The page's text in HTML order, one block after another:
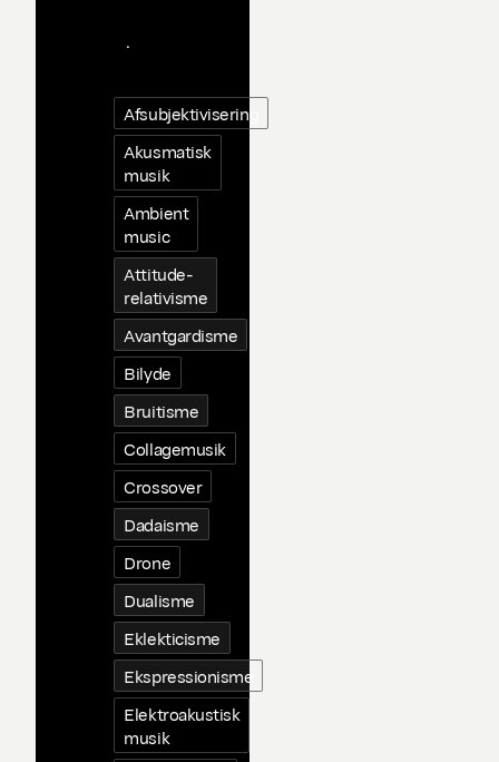
.
Afsubjektivisering
Akusmatisk
musik
Ambient
music
Attitude-
relativisme
Avantgardisme
Bilyde
Bruitisme
Collagemusik
Crossover
Dadaisme
Drone
Dualisme
Eklekticisme
Ekspressionisme
Elektroakustisk
musik